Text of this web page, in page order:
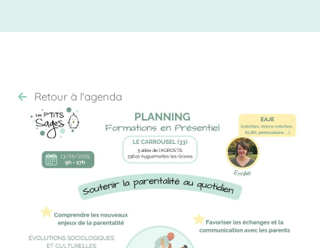
Retour à l'agenda